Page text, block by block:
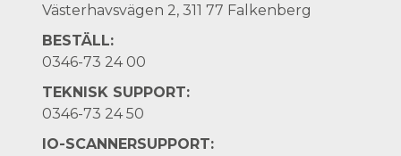
Västerhavsvägen 2, 311 77 Falkenberg
BESTÄLL:
0346-73 24 00
TEKNISK SUPPORT:
0346-73 24 50
IO-SCANNERSUPPORT: